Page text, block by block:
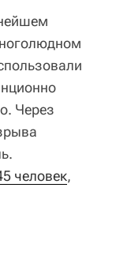
Через
человек,